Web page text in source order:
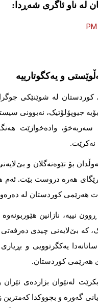
لە ناو ئاگری شەڕدا:
و یەکگوتارییە
لە شوێنێکی
جیوپۆلۆتیک، نەبوونی
سەربەخۆ، وادەخوازێت
بۆ تێوەنەگلان و
ڕێگای هەرە دروست بێت. ئەم
هەرێمی کوردستان لە
نییە، نازانین
کە بێ‌لایەنی چیدی
یەکگرتوویی و
هەرێمی کوردستان.
لەنێوان بژاردەی
زیانی گەورە و بچووکدا